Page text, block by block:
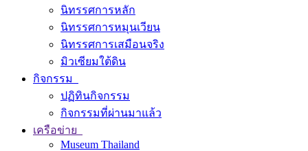
นิทรรศการหลัก
นิทรรศการหมุนเวียน
นิทรรศการเสมือนจริง
มิวเซียมใต้ดิน
กิจกรรม
ปฏิทินกิจกรรม
กิจกรรมที่ผ่านมาแล้ว
เครือข่าย
Museum Thailand